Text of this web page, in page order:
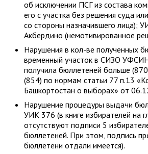
об исключении ПСГ из состава
его с участка без решения суда
со стороны назначившего лица);
Акбердино (немотивированное
Нарушения в кол-ве полученных
временный участок в СИЗО
получила бюллетеней больше
(854) по нормам статьи 77 п.13
Башкортостан о выборах» от
Нарушение процедуры выдачи
УИК 376 (в книге избирателей на
отсутствуют подписи 5
бюллетеней. При этом, подпись
бюллетени отдали имеется).